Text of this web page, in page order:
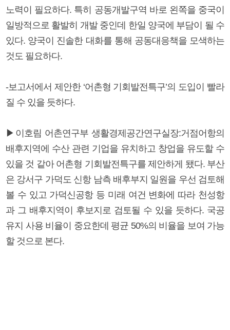
노력이 필요하다. 특히 공동개발구역 바로 왼쪽을 중국이
일방적으로 활발히 개발 중인데 한일 양국에 부담이 될 수
있다. 양국이 진솔한 대화를 통해 공동대응책을 모색하는
것도 필요하다.
-보고서에서 제안한 ‘어촌형 기회발전특구’의 도입이 빨라
질 수 있을 듯하다.
▶이호림 어촌연구부 생활경제공간연구실장:거점어항의
배후지역에 수산 관련 기업을 유치하고 창업을 유도할 수
있을 것 같아 어촌형 기회발전특구를 제안하게 됐다. 부산
은 강서구 가덕도 신항 남측 배후부지 일원을 우선 검토해
볼 수 있고 가덕신공항 등 미래 여건 변화에 따라 천성항
과 그 배후지역이 후보지로 검토될 수 있을 듯하다. 국공
유지 사용 비율이 중요한데 평균 50%의 비율을 보여 가능
할 것으로 본다.